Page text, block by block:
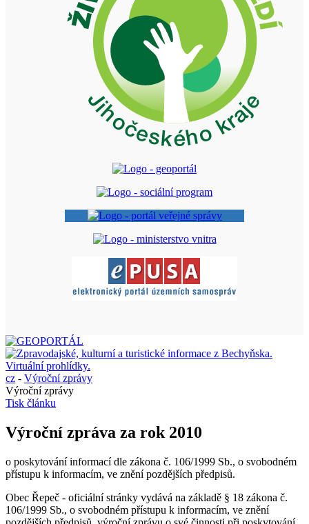
cz - Výroční zprávy
Výroční zprávy
Tisk článku
Výroční zpráva za rok 2010
o poskytování informací dle zákona č. 106/1999 Sb., o svobodném
přístupu k informacím, ve znění pozdějších předpisů.
Obec Řepeč - oficiální stránky vydává na základě § 18 zákona č.
106/1999 Sb., o svobodném přístupu k informacím, ve znění